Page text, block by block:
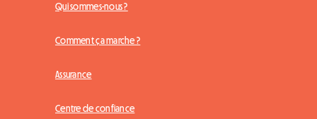
Qui sommes-nous ?
Comment ça marche ?
Assurance
Centre de confiance